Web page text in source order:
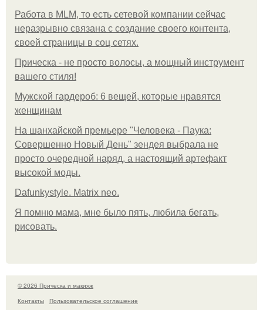
Работа в MLM, то есть сетевой компании сейчас
неразрывно связана с создание своего контента,
своей страницы в соц сетях.
Прическа - не просто волосы, а мощный инструмент
вашего стиля!
Мужской гардероб: 6 вещей, которые нравятся
женщинам
На шанхайской премьере "Человека - Паука:
Совершенно Новый День" зендея выбрала не
просто очередной наряд, а настоящий артефакт
высокой моды.
Dafunkystyle. Matrix neo.
Я помню мама, мне было пять, любила бегать,
рисовать.
© 2026 Прическа и макияж
Контакты
Пользовательское соглашение